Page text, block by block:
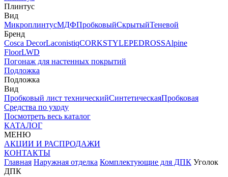
Плинтус
Вид
МикроплинтусМДФПробковыйСкрытыйТеневой
Бренд
Cosca DecorLaconistiqCORKSTYLEPEDROSSAlpine
FloorLWD
Погонаж для настенных покрытий
Подложка
Подложка
Вид
Пробковый лист техническийСинтетическаяПробковая
Средства по уходу
Посмотреть весь каталог
КАТАЛОГ
МЕНЮ
АКЦИИ И РАСПРОДАЖИ
КОНТАКТЫ
Главная Наружная отделка Комплектующие для ДПК Уголок
ДПК